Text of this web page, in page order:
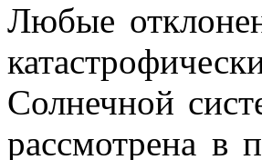
Любые
Солнечной
рассмотрена в